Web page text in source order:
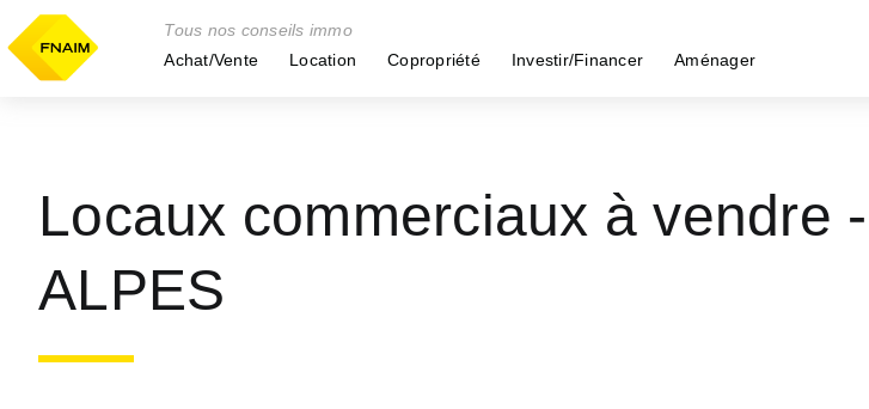
Tous nos conseils immo
Achat/Vente
Location Copropriété Investir/Financer Aménager
Locaux commerciaux à vendre
ALPES